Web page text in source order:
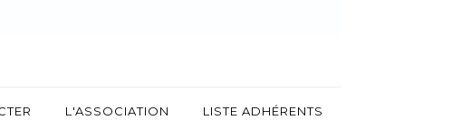
L'ASSOCIATION LISTE ADHÉRENTS